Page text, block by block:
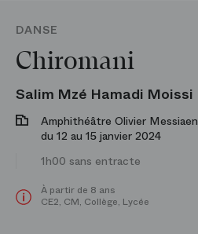
DANSE
Chiromani
Salim Mzé Hamadi Moissi
Amphithéâtre Olivier Messiaen
du 12 au 15 janvier 2024
1h00 sans entracte
À partir de 8 ans
CE2, CM, Collège, Lycée